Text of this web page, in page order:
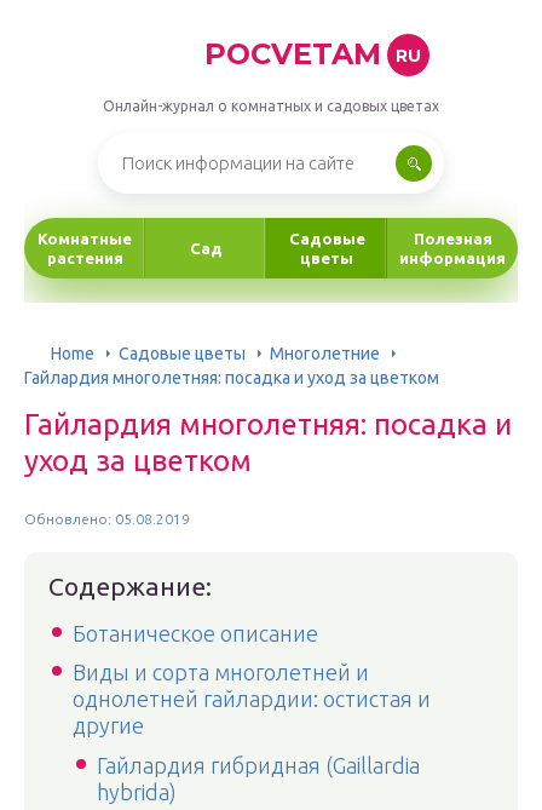
POCVETAM RU
Онлайн-журнал о комнатных и садовых цветах
Комнатные
растения
Сад
Садовые
цветы
Полезная
информация
Home Садовые цветы
Многолетние
Гайлардия многолетняя: посадка и уход за цветком
Гайлардия многолетняя: посадка и
уход за цветком
Обновлено: 05.08.2019
Содержание:
Ботаническое описание
Виды и сорта многолетней и
однолетней гайлардии: остистая и
другие
Гайлардия гибридная (Gaillardia
hybrida)